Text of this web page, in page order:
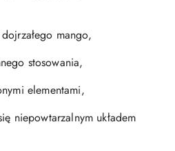
mango,
stosowania,
elementami,
niepowtarzalnym układem